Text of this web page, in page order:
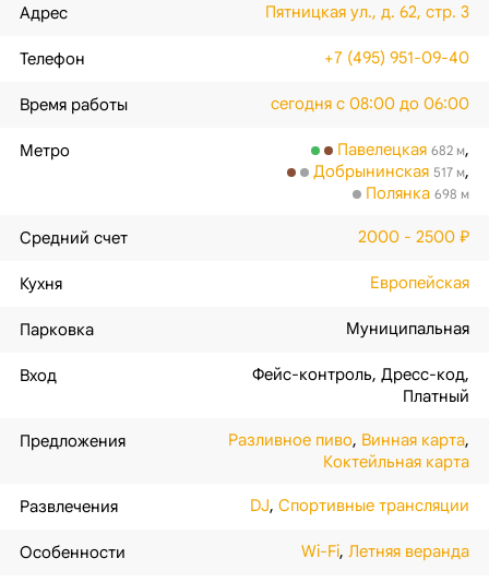
Адрес Пятницкая ул., д. 62, стр. 3
Телефон +7 (495) 951-09-40
Время работы сегодня с 08:00 до 06:00
Метро Павелецкая 682 м,
Добрынинская 517 м,
Полянка 698 м
Средний счет 2000 - 2500 ₽
Кухня Европейская
Парковка Муниципальная
Вход Фейс-контроль,Дресс-код,
Платный
Предложения Разливное пиво, Винная карта,
Коктейльная карта
Развлечения DJ,Спортивные трансляции
Особенности Wi-Fi,Летняя веранда